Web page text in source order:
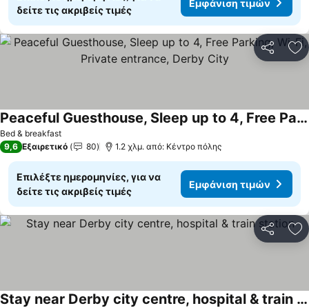
δείτε τις ακριβείς τιμές
Εμφάνιση τιμών
Bed & breakfast
Peaceful Guesthouse, Sleep up to 4, Free Parking, Wi-Fi, Private entrance, Derby City
Εμφάνιση τιμών
9,6 Εξαιρετικό 80 1.2 χλμ. από: Κέντρο πόλης
Επιλέξτε ημερομηνίες, για να
δείτε τις ακριβείς τιμές
Εμφάνιση τιμών
Stay near Derby city centre, hospital & train station